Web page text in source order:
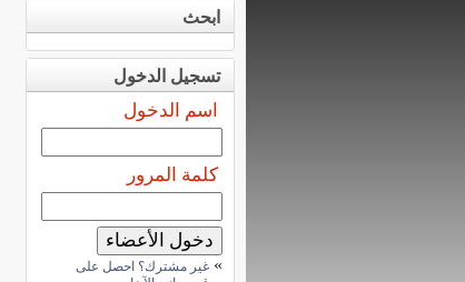
ابحث
تسجيل الدخول
اسم الدخول
كلمة المرور
» غير مشترك؟ احصل على